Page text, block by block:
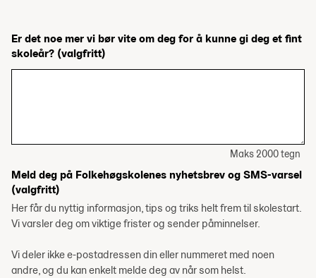
Er det noe mer vi bør vite om deg for å kunne gi deg et fint
skoleår? (valgfritt)
Maks 2000 tegn
Meld deg på Folkehøgskolenes nyhetsbrev og SMS-varsel
(valgfritt)
Her får du nyttig informasjon, tips og triks helt frem til skolestart.
Vi varsler deg om viktige frister og sender påminnelser.
Vi deler ikke e-postadressen din eller nummeret med noen
andre, og du kan enkelt melde deg av når som helst.